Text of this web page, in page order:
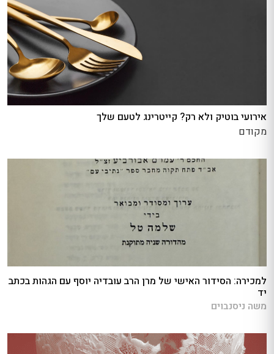
אירועי בוטיק ולא רק? קייטרינג לטעם שלך
מקודם
למכירה: הסידור האישי של מרן הרב עובדיה יוסף עם הגהות בכתב
יד
משה ניסנבוים